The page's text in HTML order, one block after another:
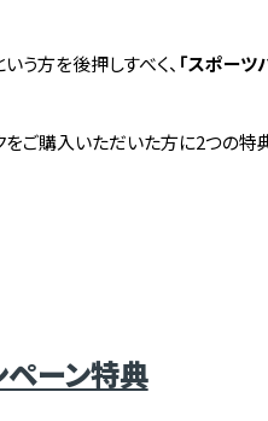
う方を後押しすべく、 「スポーツ
ご購入いただいた方に2つの特
ペーン特典